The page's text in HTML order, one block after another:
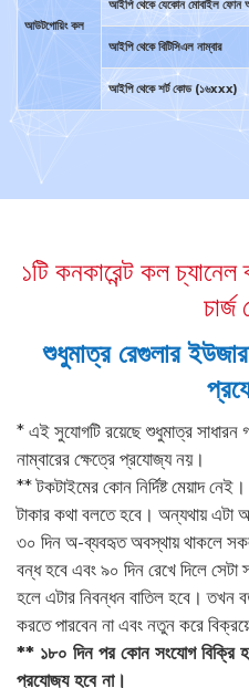
আউটগোয়িং কল
আইপি থেকে যেকোন মোবাইল ফোন
আইপি থেকে বিটিসিএল নাম্বার
আইপি থেকে শর্ট কোড (১৬xxx)
১টি কনকারেন্ট কল
শুধুমাত্র রেগুলার
* এই সুযোগটি রয়েছে শুধুমাত্র
নাম্বারের ক্ষেত্রে প্রযোজ্য নয়।
** টকটাইমের কোন নির্দিষ্ট মেয়াদ
টাকার কথা বলতে হবে। অন্যথায় এটা
৩০ দিন অ-ব্যবহৃত অবস্থায় থাকলে
বন্ধ হবে এবং ৯০ দিন রেখে দিলে সেটা
হলে এটার নিবন্ধন বাতিল হবে। তখন
করতে পারবেন না এবং নতুন করে
** ১৮০ দিন পর কোন সংযোগ বিক্রি
প্রযোজ্য হবে না।